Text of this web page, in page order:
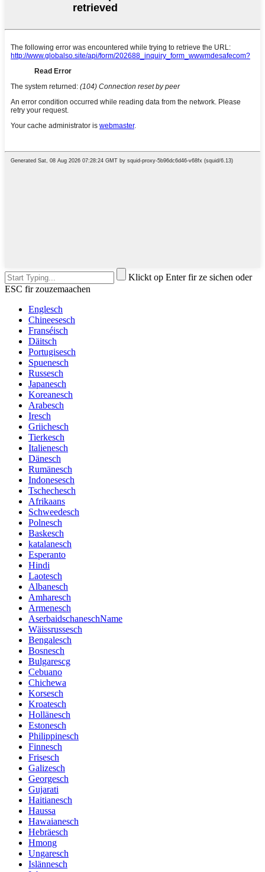
Klickt op Enter fir ze sichen oder
ESC fir zouzemaachen
Englesch
Chineesesch
Franséisch
Däitsch
Portugisesch
Spuenesch
Russesch
Japanesch
Koreanesch
Arabesch
Iresch
Griichesch
Tierkesch
Italienesch
Dänesch
Rumänesch
Indonesesch
Tschechesch
Afrikaans
Schweedesch
Polnesch
Baskesch
katalanesch
Esperanto
Hindi
Laotesch
Albanesch
Amharesch
Armenesch
AserbaidschaneschName
Wäissrussesch
Bengalesch
Bosnesch
Bulgarescg
Cebuano
Chichewa
Korsesch
Kroatesch
Hollänesch
Estonesch
Philippinesch
Finnesch
Frisesch
Galizesch
Georgesch
Gujarati
Haitianesch
Haussa
Hawaianesch
Hebräesch
Hmong
Ungaresch
Islännesch